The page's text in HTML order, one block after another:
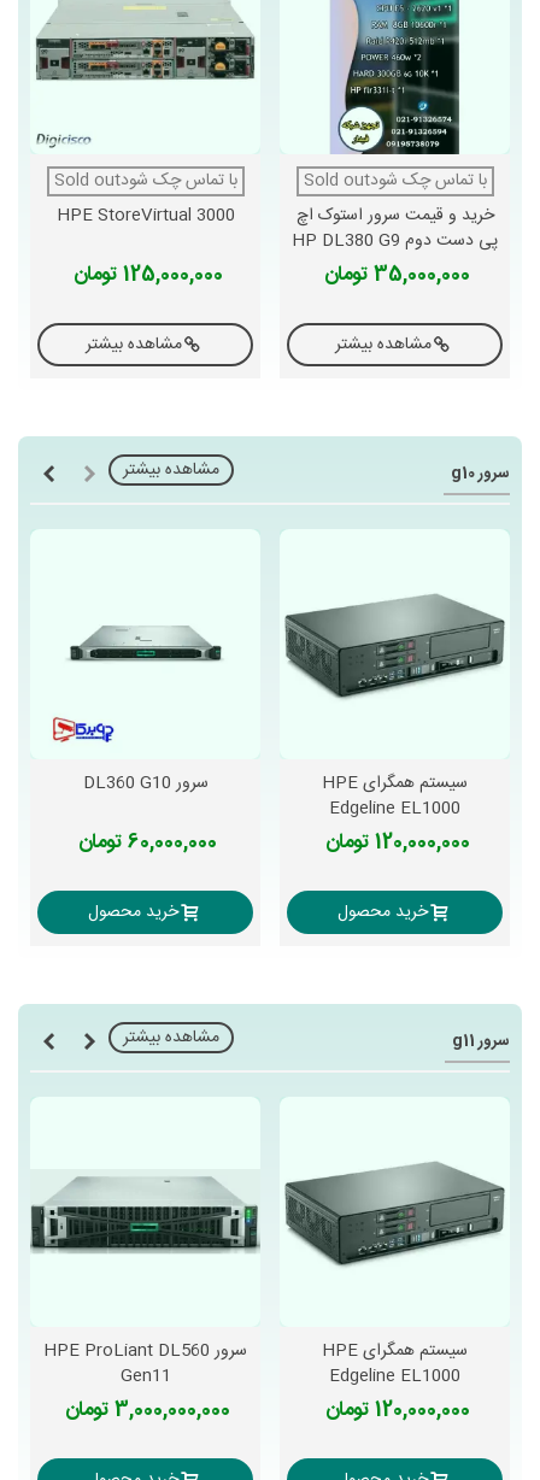
با تماس چک شودSold out
خرید و قیمت سرور استوک اچ
پی دست دوم HP DL380 G9
35,000,000 تومان
مشاهده بیشتر
با تماس چک شودSold out
HPE StoreVirtual 3000
125,000,000 تومان
مشاهده بیشتر
سرور g10 مشاهده بیشتر
سیستم همگرای HPE
Edgeline EL1000
120,000,000 تومان
خرید محصول
سرور DL360 G10
60,000,000 تومان
خرید محصول
سرور g11 مشاهده بیشتر
سیستم همگرای HPE
Edgeline EL1000
120,000,000 تومان
سرور HPE ProLiant DL560
Gen11
3,000,000,000 تومان